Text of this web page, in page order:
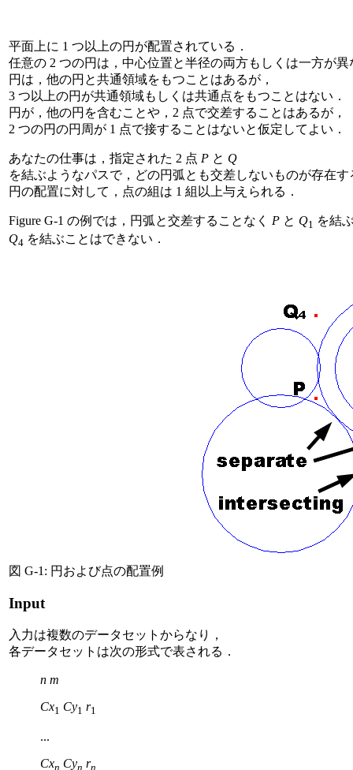
平面上に 1 つ以上の円が配置されている．
任意の 2 つの円は，中心位置と半径の両方もしくは一方が異
円は，他の円と共通領域をもつことはあるが，
3 つ以上の円が共通領域もしくは共通点をもつことはない．
円が，他の円を含むことや，2 点で交差することはあるが，
2 つの円の円周が 1 点で接することはないと仮定してよい．
あなたの仕事は，指定された 2 点 P と Q
を結ぶようなパスで，どの円弧とも交差しないものが存在
円の配置に対して，点の組は 1 組以上与えられる．
Figure G-1 の例では，円弧と交差することなく P と Q1 を結
Q4 を結ぶことはできない．
図 G-1: 円および点の配置例
Input
入力は複数のデータセットからなり，
各データセットは次の形式で表される．
n m
Cx1 Cy1 r1
...
Cxn Cyn rn